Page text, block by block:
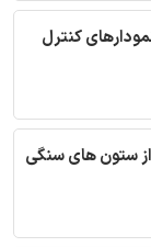
کنترل
ستون های سنگی